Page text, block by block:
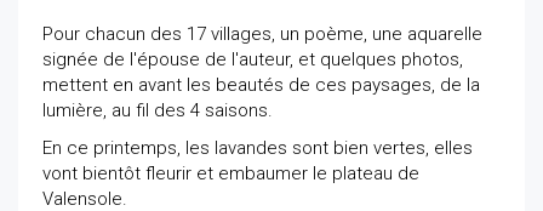
Pour chacun des 17 villages, un poème, une aquarelle
signée de l'épouse de l'auteur, et quelques photos,
mettent en avant les beautés de ces paysages, de la
lumière, au fil des 4 saisons.
En ce printemps, les lavandes sont bien vertes, elles
vont bientôt fleurir et embaumer le plateau de
Valensole.